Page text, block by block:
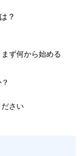
？
ず何から始める
さい